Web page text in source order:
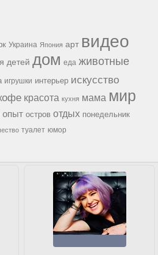
Украина Япония арт видео
детей дом еда животные
игрушки интерьер искусство
красота кухня мама мир
опыт остров отдых понедельник
туалет юмор